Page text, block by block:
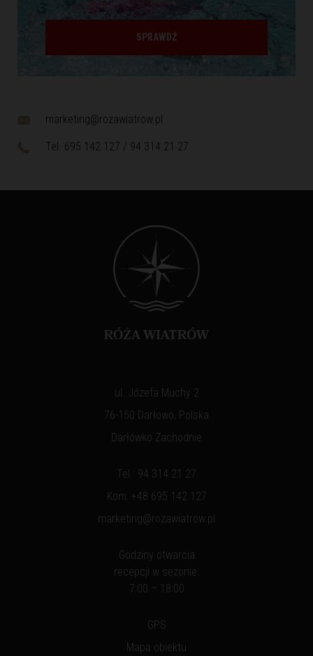
SPRAWDŹ
marketing@rozawiatrow.pl
Tel. 695 142 127 / 94 314 21 27
ul. Józefa Muchy 2
76-150 Darłowo, Polska
Darłówko Zachodnie
Tel.: 94 314 21 27
Kom: +48 695 142 127
marketing@rozawiatrow.pl
Godziny otwarcia
recepcji w sezonie:
7:00 – 18:00
GPS
Mapa obiektu